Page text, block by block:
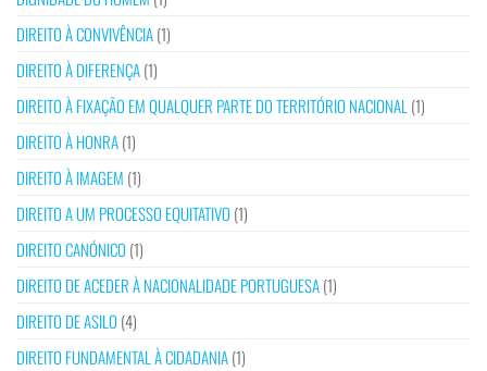
DIREITO À CONVIVÊNCIA(1)
DIREITO À DIFERENÇA(1)
DIREITO À FIXAÇÃO EM QUALQUER PARTE DO TERRITÓRIO NACIONAL (1)
DIREITO À HONRA(1)
DIREITO À IMAGEM (1)
DIREITO A UM PROCESSO EQUITATIVO (1)
DIREITO CANÓNICO (1)
DIREITO DE ACEDER À NACIONALIDADE PORTUGUESA(1)
DIREITO DE ASILO (4)
DIREITO FUNDAMENTAL À CIDADANIA(1)